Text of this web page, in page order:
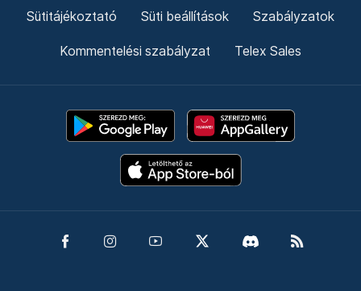
Sütitájékoztató Süti beállítások Szabályzatok
Kommentelési szabályzat Telex Sales